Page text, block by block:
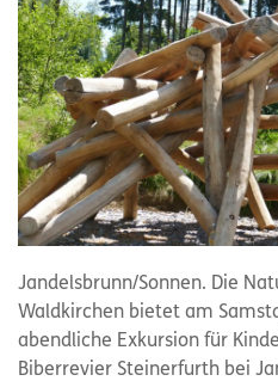
Jandelsbrunn/Sonnen. Die
Waldkirchen bietet am
abendliche Exkursion für
Biberrevier Steinerfurth bei